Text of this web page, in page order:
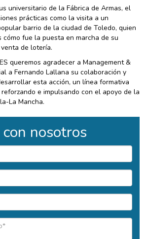
universitario de la Fábrica de Armas, el
prácticas como la visita a un
barrio de la ciudad de Toledo, quien
cómo fue la puesta en marcha de su
de lotería.
queremos agradecer a Management &
a Fernando Lallana su colaboración y
esta acción, un línea formativa
e impulsando con el apoyo de la
La Mancha.
nosotros